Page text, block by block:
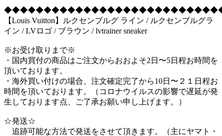
【Louis Vuitton】ルクセンブルグ ライン / ルクセンブルグラ
イン / LVロゴ / ブラウン / lvtrainer sneaker
※お受け取りまで※
・国内買付の商品はご注文からおおよそ2日〜5日程お時間を
頂いております。
・海外買い付けの場合、注文確定完了から10日〜２１日程お
時間を頂いております。（コロナウイルスの影響で遅延が発
生しております点、ご了承お願い申し上げます。）
☆発送☆
追跡可能な方法で発送をさせて頂きます。（主にヤマト・